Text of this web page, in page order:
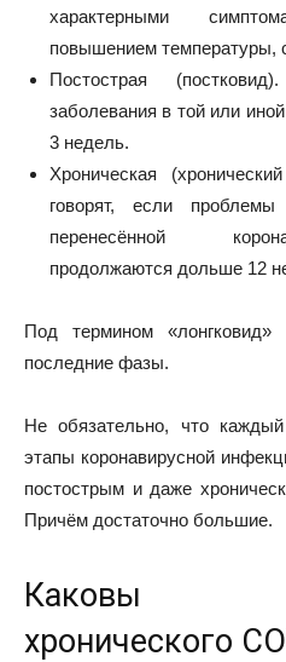
характерными
повышением температуры,
Постострая
заболевания в той или
3 недель.
Хроническая
говорят, если
перенесённой
продолжаются дольше 12
Под термином
последние фазы.
Не обязательно, что
этапы коронавирусной
постострым и даже
Причём достаточно большие.
Каковы
хронического